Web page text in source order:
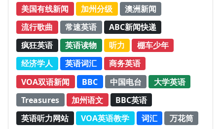
美国有线新闻
加州分级
澳洲新闻
流行歌曲
常速英语
ABC新闻快递
疯狂英语
英语读物 听力
棚车少年
经济学人
英语词汇
商务英语
VOA双语新闻
BBC 中国电台
大学英语
Treasures
加州语文
BBC英语
英语听力网站
VOA英语教学 词汇
万花筒